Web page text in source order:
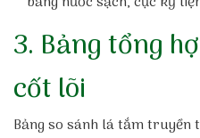
3. Bảng tổng
cốt lõi
Bảng so sánh lá tắm truyền